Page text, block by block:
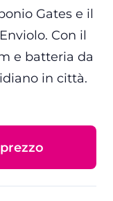
Gates e il
Con il
e batteria da
in città.